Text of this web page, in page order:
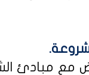
مع مبادئ